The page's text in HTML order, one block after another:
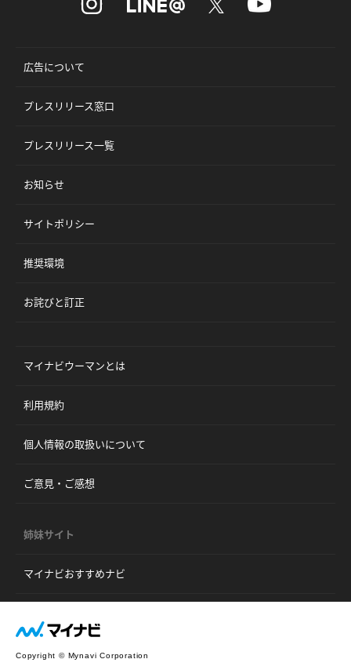
広告について
プレスリリース窓口
プレスリリース一覧
お知らせ
サイトポリシー
推奨環境
お詫びと訂正
マイナビウーマンとは
利用規約
個人情報の取扱いについて
ご意見・ご感想
姉妹サイト
マイナビおすすめナビ
Copyright © Mynavi Corporation